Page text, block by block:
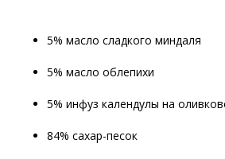
5% масло сладкого миндаля
5% масло облепихи
5% инфуз календулы на
84% сахар-песок